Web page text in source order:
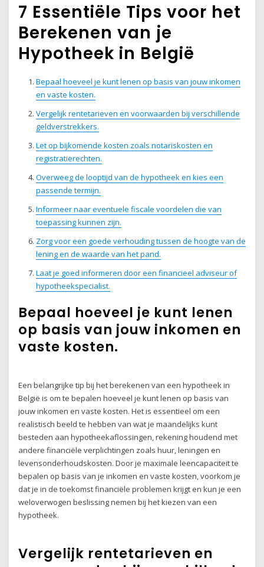
7 Essentiële Tips voor het
Berekenen van je
Hypotheek in België
Bepaal hoeveel je kunt lenen op basis van jouw inkomen
en vaste kosten.
Vergelijk rentetarieven en voorwaarden bij verschillende
geldverstrekkers.
Let op bijkomende kosten zoals notariskosten en
registratierechten.
Overweeg de looptijd van de hypotheek en kies een
passende termijn.
Informeer naar eventuele fiscale voordelen die van
toepassing kunnen zijn.
Zorg voor een goede verhouding tussen de hoogte van de
lening en de waarde van het pand.
Laat je goed informeren door een financieel adviseur of
hypotheekspecialist.
Bepaal hoeveel je kunt lenen
op basis van jouw inkomen en
vaste kosten.
Een belangrijke tip bij het berekenen van een hypotheek in
België is om te bepalen hoeveel je kunt lenen op basis van
jouw inkomen en vaste kosten. Het is essentieel om een
realistisch beeld te hebben van wat je maandelijks kunt
besteden aan hypotheekaflossingen, rekening houdend met
andere financiële verplichtingen zoals huur, leningen en
levensonderhoudskosten. Door je maximale leencapaciteit te
bepalen op basis van je inkomen en vaste kosten, voorkom je
dat je in de toekomst financiële problemen krijgt en kun je een
weloverwogen beslissing nemen bij het kiezen van een
hypotheek.
Vergelijk rentetarieven en